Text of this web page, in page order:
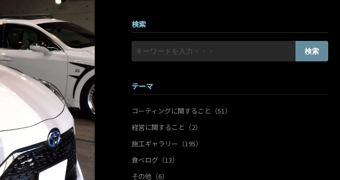
検索
検索
テーマ
コーティングに関すること（51）
経営に関すること（2）
施工ギャラリー（195）
食べログ（13）
その他（6）